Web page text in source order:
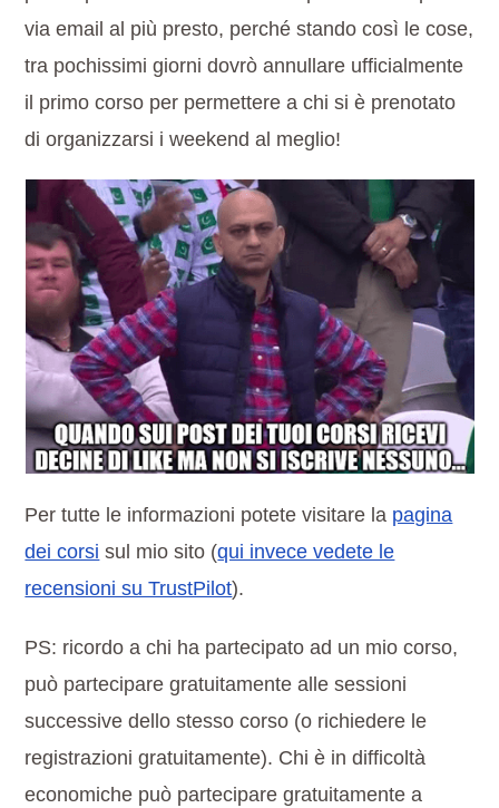
via email al più presto, perché stando così le cose,
tra pochissimi giorni dovrò annullare ufficialmente
il primo corso per permettere a chi si è prenotato
di organizzarsi i weekend al meglio!
Per tutte le informazioni potete visitare la pagina
dei corsi sul mio sito (qui invece vedete le
recensioni su TrustPilot).
PS: ricordo a chi ha partecipato ad un mio corso,
può partecipare gratuitamente alle sessioni
successive dello stesso corso (o richiedere le
registrazioni gratuitamente). Chi è in difficoltà
economiche può partecipare gratuitamente a